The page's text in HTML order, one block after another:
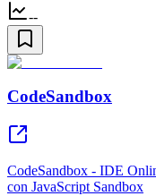
--
CodeSandbox
CodeSandbox - IDE
con JavaScript Sandbox